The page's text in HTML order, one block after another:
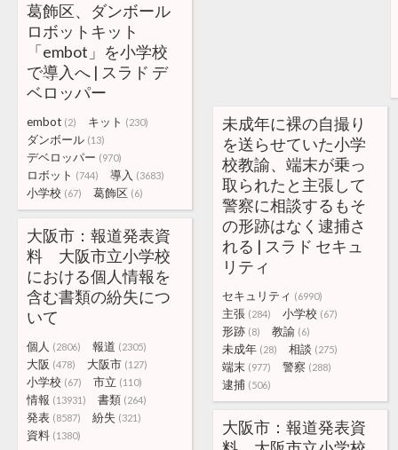
葛飾区、ダンボール
ロボットキット
「embot」を小学校
で導入へ | スラド デ
ベロッパー
embot (2) キット (230)
ダンボール (13)
デベロッパー (970)
ロボット (744) 導入 (3683)
小学校 (67) 葛飾区 (6)
未成年に裸の自撮り
を送らせていた小学
校教諭、端末が乗っ
取られたと主張して
警察に相談するもそ
の形跡はなく逮捕さ
れる | スラド セキュ
リティ
セキュリティ (6990)
主張 (284) 小学校 (67)
形跡 (8) 教諭 (6)
未成年 (28) 相談 (275)
端末 (977) 警察 (288)
逮捕 (506)
大阪市：報道発表資
料 大阪市立小学校
における個人情報を
含む書類の紛失につ
いて
個人 (2806) 報道 (2305)
大阪 (478) 大阪市 (127)
小学校 (67) 市立 (110)
情報 (13931) 書類 (264)
発表 (8587) 紛失 (321)
資料 (1380)
大阪市：報道発表資